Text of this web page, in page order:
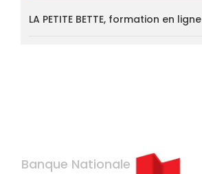
LA PETITE BETTE, formation en ligne
Banque Nationale